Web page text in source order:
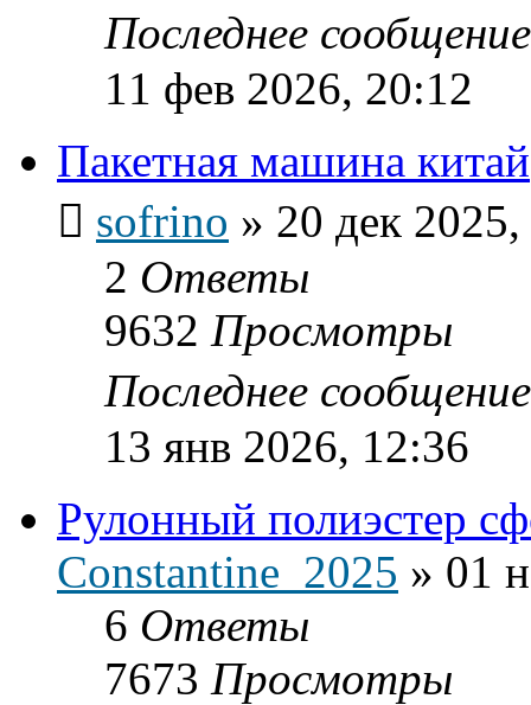
Последнее
11 фев 2026, 20:12
Пакетная машина китай
sofrino » 20 дек
2 Ответы
9632 Просмотры
Последнее
13 янв 2026, 12:36
Рулонный полиэстер
Constantine_2025 » 01
6 Ответы
7673 Просмотры